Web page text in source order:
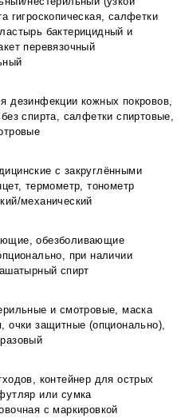
гигроскопическая, салфетки
бактерицидный и
перевязочный
дезинфекции кожных покровов,
без спирта, салфетки спиртовые,
с закруглёнными
термометр, тонометр
механический
обезболивающие
при наличии
спирт
и смотровые, маска
очки защитные (опционально),
контейнер для острых
или сумка
с маркировкой